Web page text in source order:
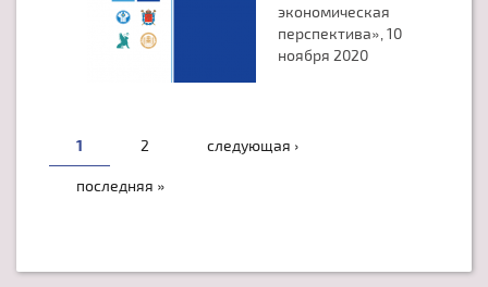
экономическая
перспектива», 10
ноября 2020
СТРАНИЦЫ
1 2 следующая ›
последняя »